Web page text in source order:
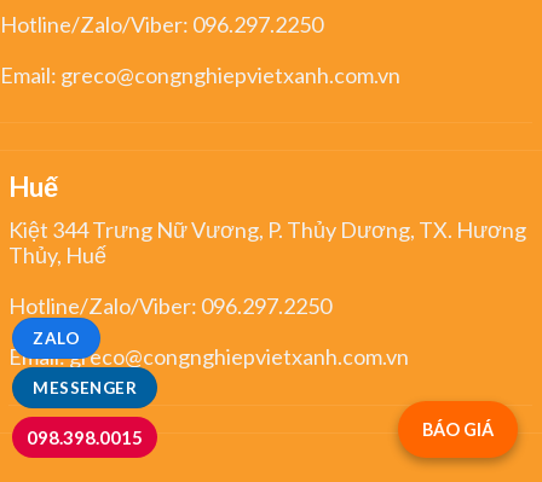
MESSENGER
ZALO
098.398.0015
Hotline/Zalo/Viber: 096.297.2250
Email: greco@congnghiepvietxanh.com.vn
Huế
Kiệt 344 Trưng Nữ Vương, P. Thủy Dương, TX. Hương
Thủy, Huế
Hotline/Zalo/Viber: 096.297.2250
Email:greco@congnghiepvietxanh.com.vn
BÁO GIÁ